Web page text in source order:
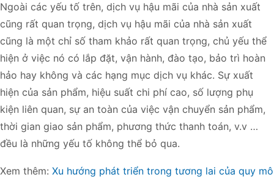
Ngoài các yếu tố trên, dịch vụ hậu mãi của nhà sản xuất
cũng rất quan trọng, dịch vụ hậu mãi của nhà sản xuất
cũng là một chỉ số tham khảo rất quan trọng, chủ yếu thể
hiện ở việc nó có lắp đặt, vận hành, đào tạo, bảo trì hoàn
hảo hay không và các hạng mục dịch vụ khác. Sự xuất
hiện của sản phẩm, hiệu suất chi phí cao, số lượng phụ
kiện liên quan, sự an toàn của việc vận chuyển sản phẩm,
thời gian giao sản phẩm, phương thức thanh toán, v.v …
đều là những yếu tố không thể bỏ qua.
Xem thêm: Xu hướng phát triển trong tương lai của quy mô